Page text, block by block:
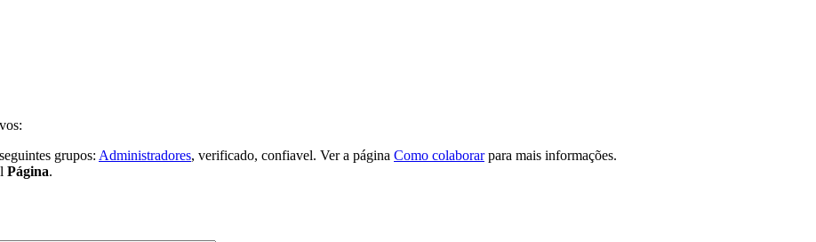
grupos: Administradores, verificado, confiavel. Ver a página Como colaborarpara mais informações.
Página.